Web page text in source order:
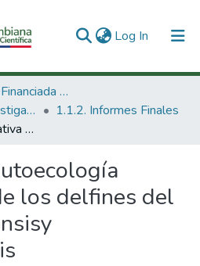
Log In (current)
1. Investigación Financiada con Recursos Públicos
1.1 Productos de investigación
1.1.2. Informes Finales
Autoecología comparativa de los delfines del rio Inia Geofrensisy SutaliaFluvialis
los delfines del